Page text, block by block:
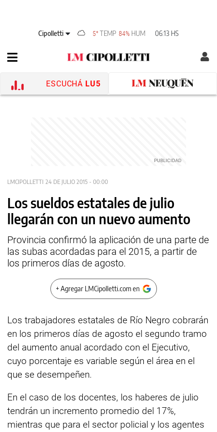
Cipolletti 5°TEMP 84% HUM 06:13 HS
ESCUCHÁ LU5
LMCIPOLLETTI 24 DE JULIO 2015 - 00:00
Los sueldos estatales de julio
llegarán con un nuevo aumento
Provincia confirmó la aplicación de una parte de
las subas acordadas para el 2015, a partir de
los primeros días de agosto.
+ Agregar LMCipolletti.com en
Los trabajadores estatales de Río Negro cobrarán
en los primeros días de agosto el segundo tramo
del aumento anual acordado con el Ejecutivo,
cuyo porcentaje es variable según el área en el
que se desempeñen.
En el caso de los docentes, los haberes de julio
tendrán un incremento promedio del 17%,
mientras que para el sector policial y los agentes